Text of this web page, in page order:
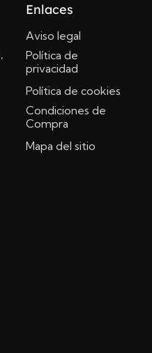
Enlaces
Aviso legal
Política de
privacidad
Política de cookies
Condiciones de
Compra
Mapa del sitio
acepte nuestros Términos de Servicio